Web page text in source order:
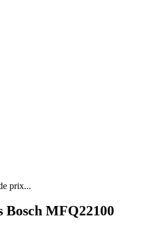
prix...
Bosch MFQ22100